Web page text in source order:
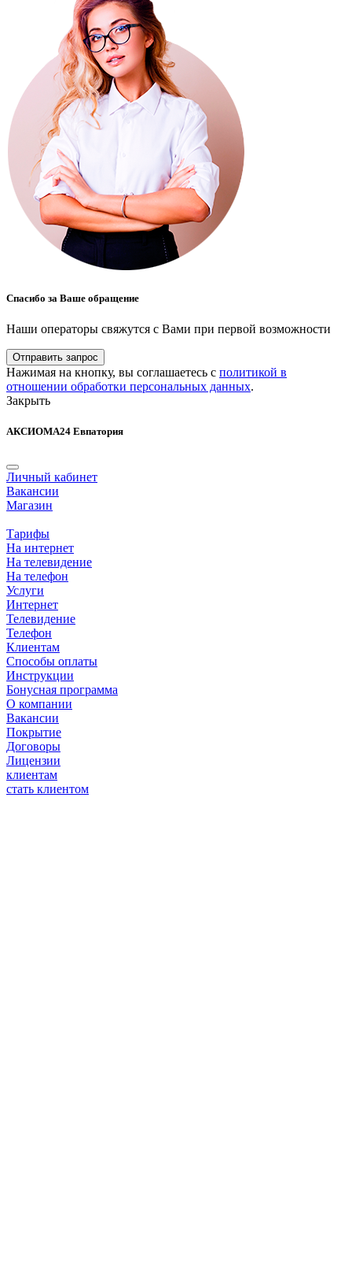
Спасибо за Ваше обращение
Наши операторы свяжутся с Вами при первой возможности
Отправить запрос
Нажимая на кнопку, вы соглашаетесь с политикой в
отношении обработки персональных данных.
Закрыть
АКСИОМА24 Евпатория
Личный кабинет
Вакансии
Магазин
Тарифы
На интернет
На телевидение
На телефон
Услуги
Интернет
Телевидение
Телефон
Клиентам
Способы оплаты
Инструкции
Бонусная программа
О компании
Вакансии
Покрытие
Договоры
Лицензии
клиентам
стать клиентом